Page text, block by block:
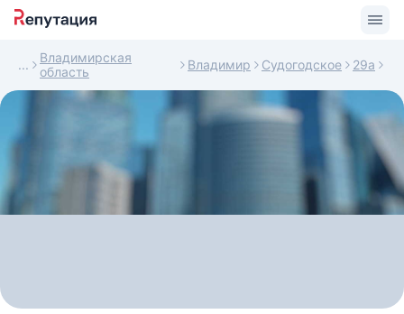
Владимирская
область
Владимир Судогодское 29а